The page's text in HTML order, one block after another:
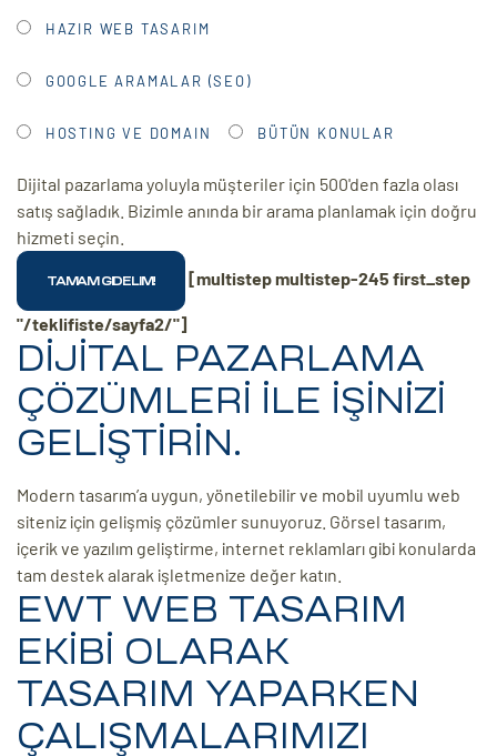
HAZIR WEB TASARIM
GOOGLE ARAMALAR (SEO)
HOSTING VE DOMAIN BÜTÜN KONULAR
Dijital pazarlama yoluyla müşteriler için 500'den fazla olası
satış sağladık. Bizimle anında bir arama planlamak için doğru
hizmeti seçin.
[multistep multistep-245 first_step
"/teklifiste/sayfa2/"]
DİJİTAL PAZARLAMA
ÇÖZÜMLERİ İLE İŞİNİZİ
GELİŞTİRİN.
Modern tasarım’a uygun, yönetilebilir ve mobil uyumlu web
siteniz için gelişmiş çözümler sunuyoruz. Görsel tasarım,
içerik ve yazılım geliştirme, internet reklamları gibi konularda
tam destek alarak işletmenize değer katın.
EWT WEB TASARIM
EKİBİ OLARAK
TASARIM YAPARKEN
ÇALIŞMALARIMIZI